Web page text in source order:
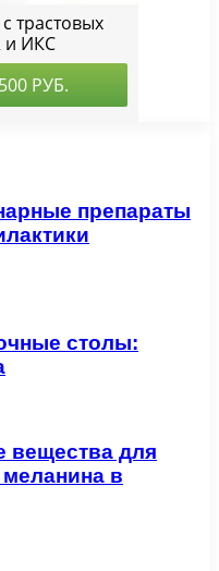
препараты
столы:
вещества для
в